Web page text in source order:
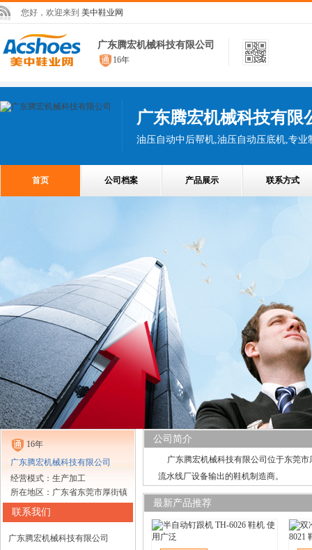
您好，欢迎来到 美中鞋业网
广东腾宏机械科技有限公司
16年
广东腾宏机械科技有限
首页 公司档案 产品展示 联系方式
16年
广东腾宏机械科技有限公司
经营模式：生产加工
所在地区：广东省东莞市厚街镇
联系我们
广东腾宏机械科技有限公司
公司简介
广东腾宏机械科技有限公司位于东莞
流水线厂设备输出的鞋机制造商。
最新产品推荐